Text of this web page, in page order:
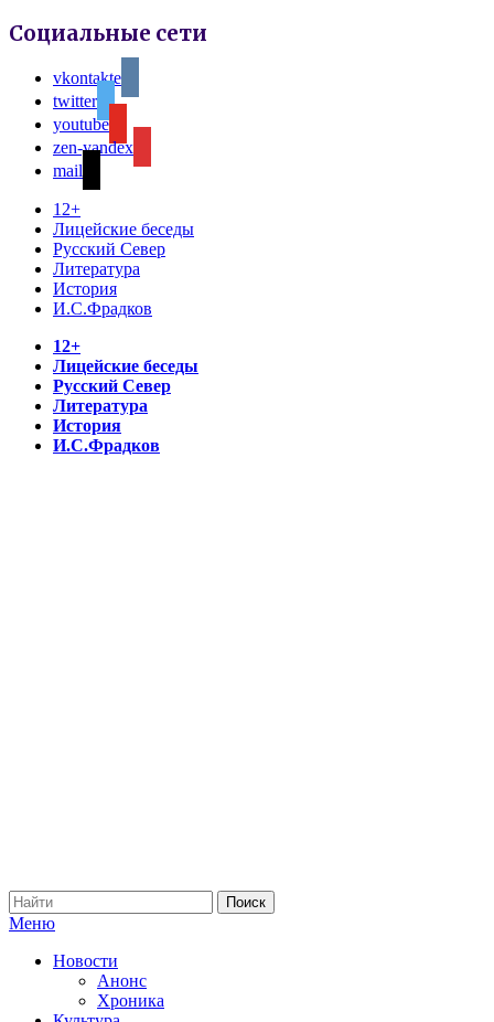
Социальные сети
vkontakte
twitter
youtube
zen-yandex
mail
12+
Лицейские беседы
Русский Север
Литература
История
И.С.Фрадков
12+
Лицейские беседы
Русский Север
Литература
История
И.С.Фрадков
Меню
Новости
Анонс
Хроника